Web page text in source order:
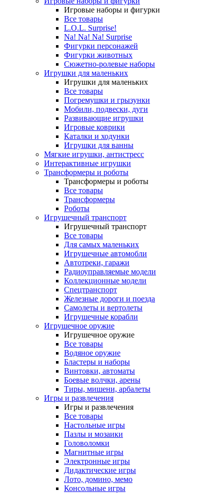
Игровые наборы и фигурки
Все товары
L.O.L. Surprise!
Na! Na! Na! Surprise
Фигурки персонажей
Фигурки животных
Сюжетно-ролевые наборы
Игрушки для маленьких
Игрушки для маленьких
Все товары
Погремушки и грызунки
Мобили, подвески, дуги
Развивающие игрушки
Игровые коврики
Каталки и ходунки
Игрушки для ванны
Мягкие игрушки, антистресс
Интерактивные игрушки
Трансформеры и роботы
Трансформеры и роботы
Все товары
Трансформеры
Роботы
Игрушечный транспорт
Игрушечный транспорт
Все товары
Для самых маленьких
Игрушечные автомобли
Автотреки, гаражи
Радиоуправляемые модели
Коллекционные модели
Спецтранспорт
Железные дороги и поезда
Самолеты и вертолеты
Игрушечные корабли
Игрушечное оружие
Игрушечное оружие
Все товары
Водяное оружие
Бластеры и наборы
Винтовки, автоматы
Боевые волчки, арены
Тиры, мишени, арбалеты
Игры и развлечения
Игры и развлечения
Все товары
Настольные игры
Пазлы и мозаики
Головоломки
Магнитные игры
Электронные игры
Дидактические игры
Лото, домино, мемо
Консольные игры